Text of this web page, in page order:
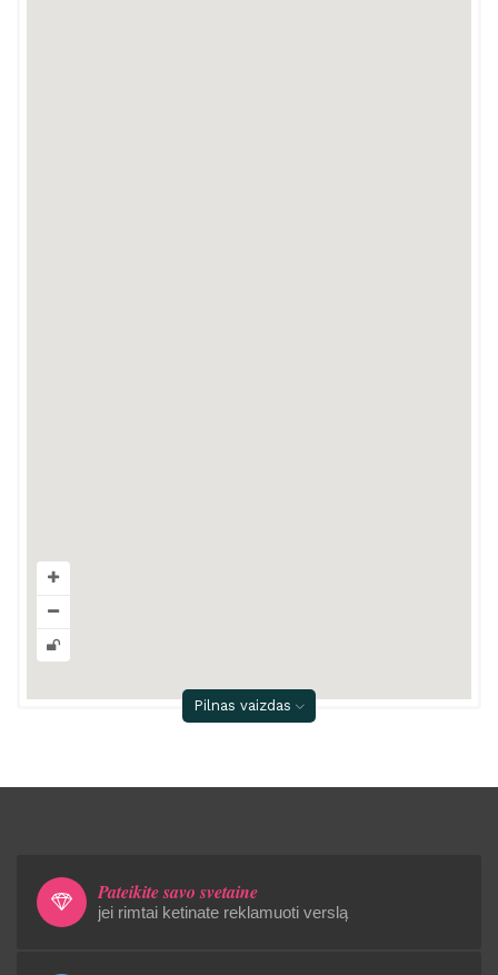
Pilnas vaizdas
Pateikite savo svetainę
jei rimtai ketinate reklamuoti verslą